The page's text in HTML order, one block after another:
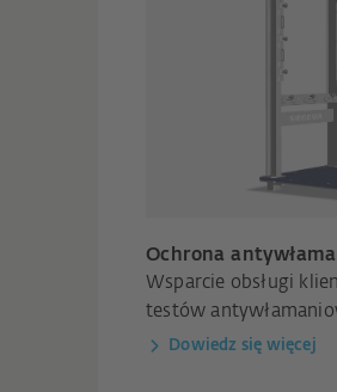
Ochrona
Wsparcie obsługi
testów
Dowiedz się więcej